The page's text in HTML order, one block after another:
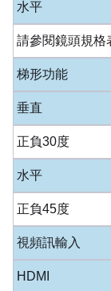
水平
請參閱鏡頭規格
梯形功能
垂直
正負30度
水平
正負45度
視頻訊輸入
HDMI